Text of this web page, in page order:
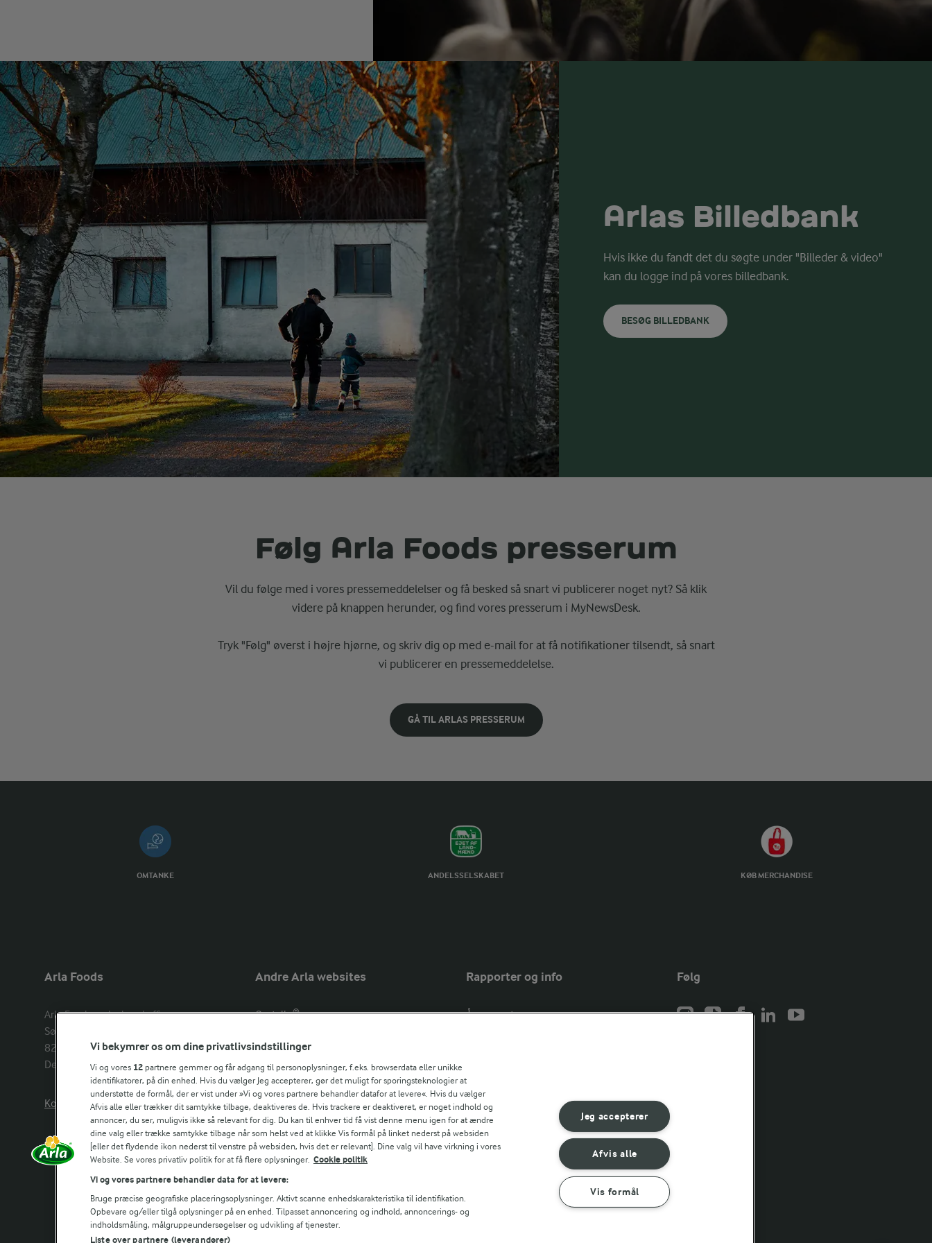
Arlas Billedbank
Hvis ikke du fandt det du søgte under "Billeder & video"
kan du logge ind på vores billedbank.
BESØG BILLEDBANK
Følg Arla Foods presserum
Vil du følge med i vores pressemeddelelser og få besked så snart vi publicerer noget nyt? Så klik
videre på knappen herunder, og find vores presserum i MyNewsDesk.
Tryk "Følg" øverst i højre hjørne, og skriv dig op med e-mail for at få notifikationer tilsendt, så snart
vi publicerer en pressemeddelelse.
GÅ TIL ARLAS PRESSERUM
OMTANKE ANDELSSELSKABET KØB MERCHANDISE
Arla Foods
Arla Foods amba head office
Sønderhøj 14,
8260 Viby J
Denmark
Kontakt os her
Andre Arla websites
Castello®
Arla Unika
Arla shop
Arla in other countries
Rapporter og info
Årsrapport
Arla Foods
Fødevarestyrelsens smiley-rapporter for
Jörd
Fødevarestyrelsens smiley-rapporter for
Lurpak PB
Følg
Vi bekymrer os om dine privatlivsindstillinger
Vi og vores 12 partnere gemmer og får adgang til personoplysninger, f.eks. browserdata eller unikke
identifikatorer, på din enhed. Hvis du vælger Jeg accepterer, gør det muligt for sporingsteknologier at
understøtte de formål, der er vist under »Vi og vores partnere behandler datafor at levere«. Hvis du vælger
Afvis alle eller trækker dit samtykke tilbage, deaktiveres de. Hvis trackere er deaktiveret, er noget indhold og
annoncer, du ser, muligvis ikke så relevant for dig. Du kan til enhver tid få vist denne menu igen for at ændre
dine valg eller trække samtykke tilbage når som helst ved at klikke Vis formål på linket nederst på websiden
[eller det flydende ikon nederst til venstre på websiden, hvis det er relevant]. Dine valg vil have virkning i vores
Website. Se vores privatliv politik for at få flere oplysninger. Cookie politik
Vi og vores partnere behandler data for at levere:
Bruge præcise geografiske placeringsoplysninger. Aktivt scanne enhedskarakteristika til identifikation.
Opbevare og/eller tilgå oplysninger på en enhed. Tilpasset annoncering og indhold, annoncerings- og
indholdsmåling, målgruppeundersøgelser og udvikling af tjenester.
Liste over partnere (leverandører)
Jeg accepterer
Afvis alle
Vis formål